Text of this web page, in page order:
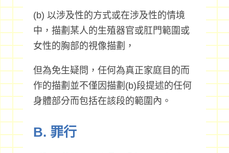
(b) 以涉及性的方式或在涉及性的情境
中，描劃某人的生殖器官或肛門範圍或
女性的胸部的視像描劃，
但為免生疑問，任何為真正家庭目的而
作的描劃並不僅因描劃(b)段提述的任何
身體部分而包括在該段的範圍內。
B. 罪行